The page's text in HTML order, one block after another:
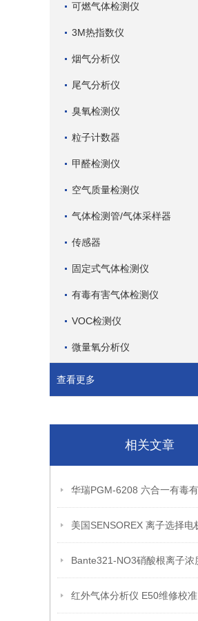
可燃气体检测仪
3M热指数仪
烟气分析仪
尾气分析仪
臭氧检测仪
粒子计数器
甲醛检测仪
空气质量检测仪
气体检测管/气体采样器
传感器
固定式气体检测仪
有毒有害气体检测仪
VOC检测仪
微量氧分析仪
查看更多
相关文章
红外气体分析仪 E50维修校准